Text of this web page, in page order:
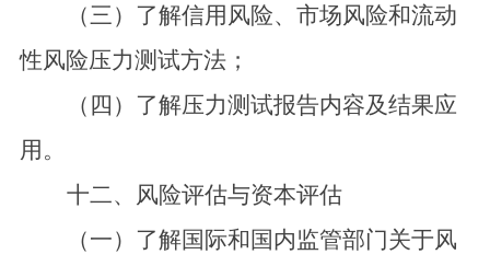
（三）了解信用风险、市场风险和流动
性风险压力测试方法；
（四）了解压力测试报告内容及结果应
用。
十二、风险评估与资本评估
（一）了解国际和国内监管部门关于风